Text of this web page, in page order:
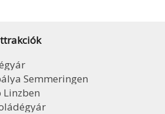
Semmeringen